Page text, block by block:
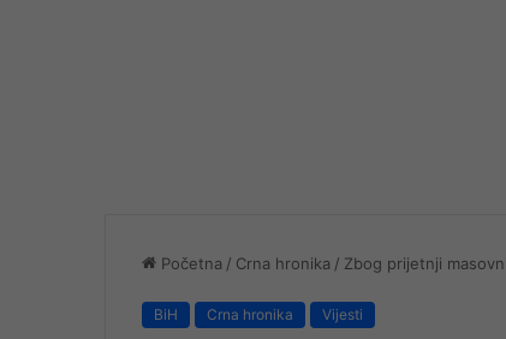
Početna / Crna hronika / Zbog prijetnji
BiH Crna hronika Vijesti